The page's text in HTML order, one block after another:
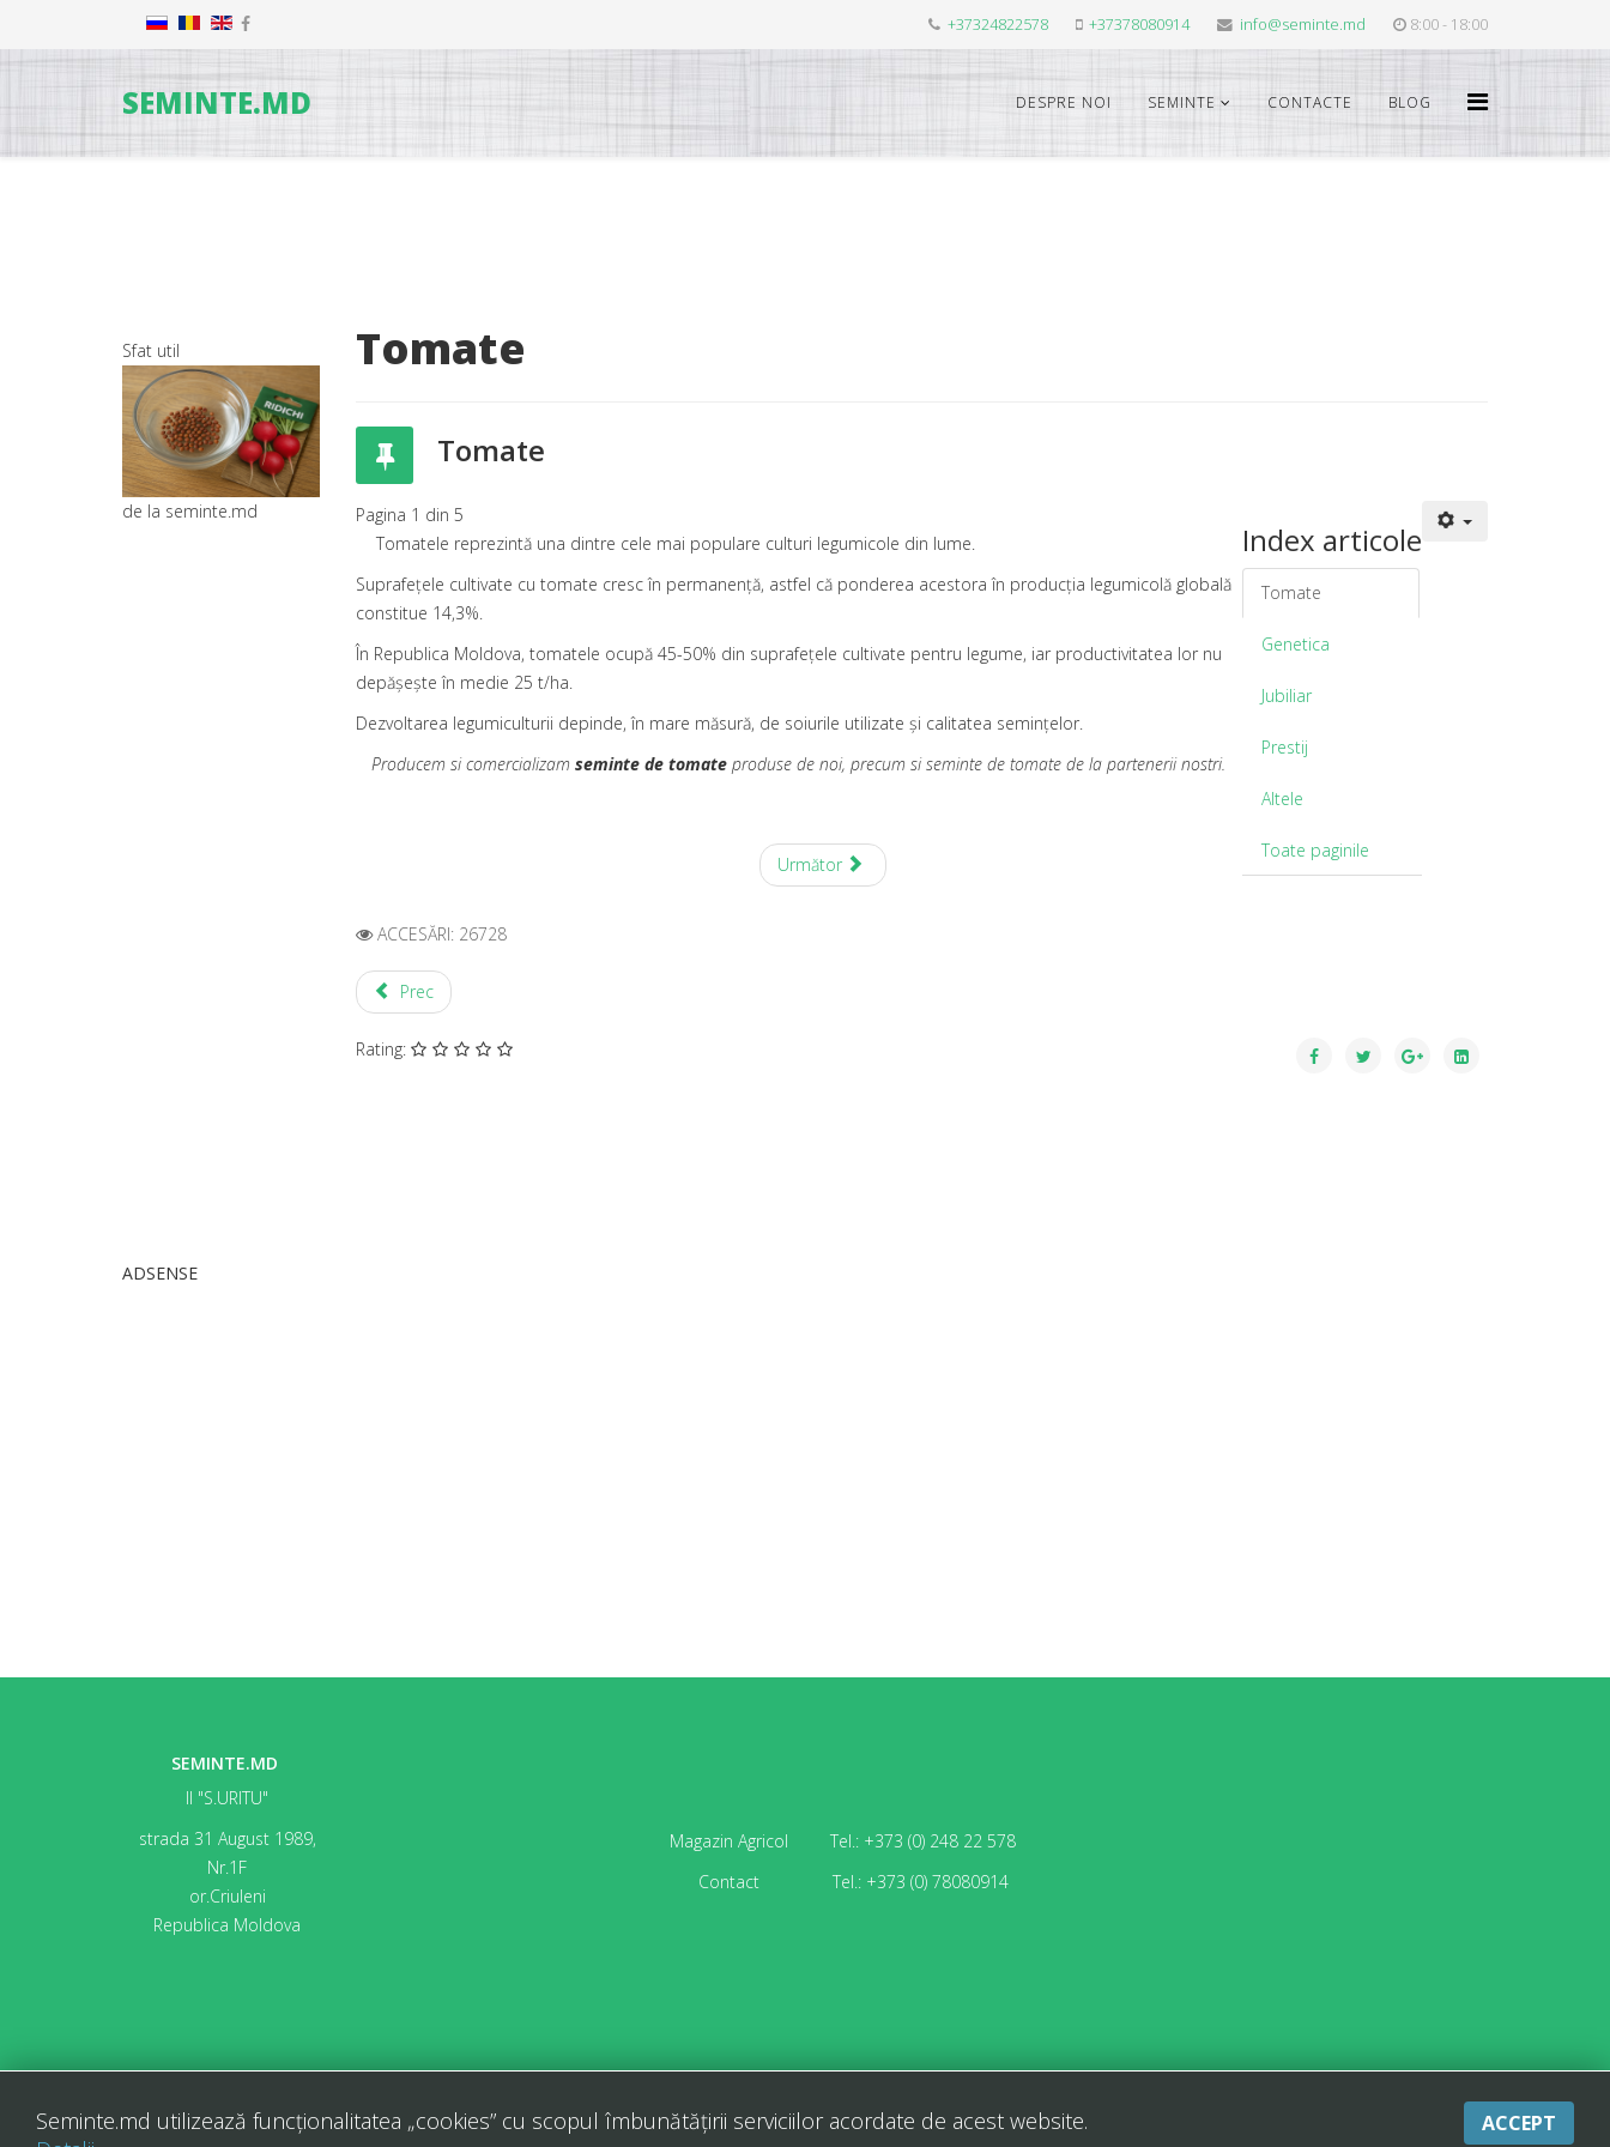
+37324822578 +37378080914 info@seminte.md 8:00 - 18:00
SEMINTE.MD DESPRE NOI SEMINTE CONTACTE BLOG
Sfat util
de la seminte.md
Tomate
Tomate
Index articole
Tomate
Genetica
Jubiliar
Prestij
Altele
Toate paginile
Pagina 1 din 5
Tomatele reprezintă una dintre cele mai populare culturi legumicole din lume.
Suprafeţele cultivate cu tomate cresc în permanenţă, astfel că ponderea acestora în producţia legumicolă globală
constitue 14,3%.
În Republica Moldova, tomatele ocupă 45-50% din suprafeţele cultivate pentru legume, iar productivitatea lor nu
depăşeşte în medie 25 t/ha.
Dezvoltarea legumiculturii depinde, în mare măsură, de soiurile utilizate şi calitatea seminţelor.
Producem si comercializamseminte de tomate produse de noi, precum si seminte de tomate de la partenerii nostri.
Următor
ACCESĂRI: 26728
Prec
Rating:
ADSENSE
SEMINTE.MD
II "S.URITU"
strada 31 August 1989,
Nr.1F
or.Criuleni
Republica Moldova
Magazin Agricol
Contact
Tel.: +373 (0) 248 22 578
Tel.: +373 (0) 78080914
© 2026 Seminte.MD. All Rights Reserved.
Seminte.md utilizează funcționalitatea „cookies” cu scopul îmbunătățirii serviciilor acordate de acest website.
ACCEPT